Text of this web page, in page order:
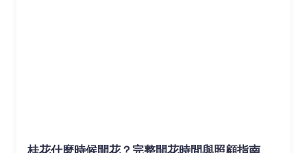
桂花什麼時候開花？完整開花時間與照顧指南